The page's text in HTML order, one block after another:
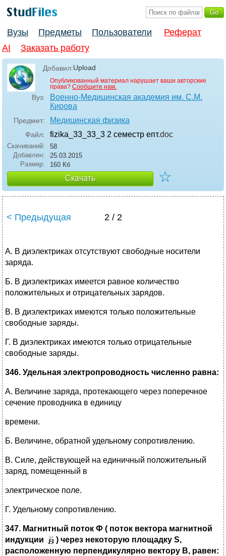
Вузы Предметы Пользователи
Реферат
AI
Заказать работу
Добавил:Upload
Опубликованный материал нарушает ваши авторские
права? Сообщите нам.
Вуз:
Военно-Медицинская академия им. С.М.
Кирова
Предмет: Медицинская физика
Файл: fizika_33_33_3 2 семестр епт.doc
Скачиваний:
58
Добавлен:
25.03.2015
Размер:
160 Кб
Скачать ☆
< Предыдущая 2 / 2
А. В диэлектриках отсутствуют свободные носители
заряда.
Б. В диэлектриках имеется равное количество
положительных и отрицательных зарядов.
В. В диэлектриках имеются только положительные
свободные заряды.
Г. В диэлектриках имеются только отрицательные
свободные заряды.
346. Удельная электропроводность численно равна:
А. Величине заряда, протекающего через поперечное
сечение проводника в единицу
времени.
Б. Величине, обратной удельному сопротивлению.
В. Силе, действующей на единичный положительный
заряд, помещенный в
электрическое поле.
Г. Удельному сопротивлению.
347. Магнитный поток Ф ( поток вектора магнитной
индукции
) через некоторую площадку S,
расположенную перпендикулярно вектору В, равен: